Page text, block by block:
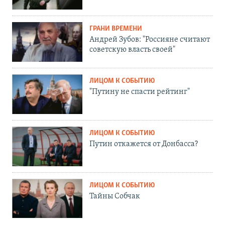
ГРАНИ ВРЕМЕНИ
Андрей Зубов: "Россияне считают
советскую власть своей"
ЛИЦОМ К СОБЫТИЮ
"Путину не спасти рейтинг"
ЛИЦОМ К СОБЫТИЮ
Путин откажется от Донбасса?
ЛИЦОМ К СОБЫТИЮ
Тайны Собчак